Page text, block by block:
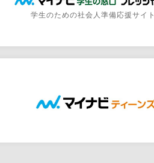
学生のための社会人準備応援サイト